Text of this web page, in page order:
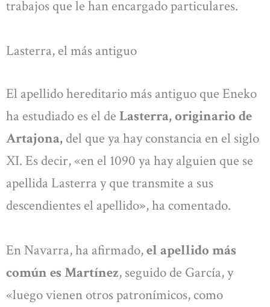
trabajos que le han encargado particulares.
Lasterra, el más antiguo
El apellido hereditario más antiguo que Eneko
ha estudiado es el de Lasterra, originario de
Artajona, del que ya hay constancia en el siglo
XI. Es decir, «en el 1090 ya hay alguien que se
apellida Lasterra y que transmite a sus
descendientes el apellido», ha comentado.
En Navarra, ha afirmado,el apellido más
común es Martínez, seguido de García, y
«luego vienen otros patronímicos, como